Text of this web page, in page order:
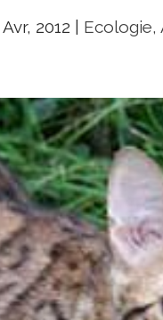
Avr, 2012 Ecologie,